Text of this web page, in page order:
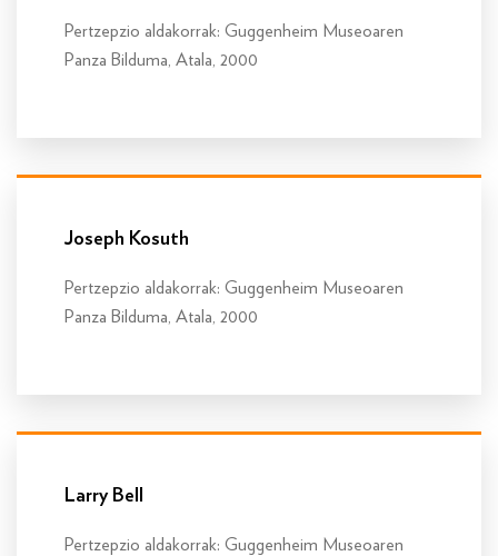
Pertzepzio aldakorrak: Guggenheim Museoaren
Panza Bilduma, Atala, 2000
Joseph Kosuth
Pertzepzio aldakorrak: Guggenheim Museoaren
Panza Bilduma, Atala, 2000
Larry Bell
Pertzepzio aldakorrak: Guggenheim Museoaren